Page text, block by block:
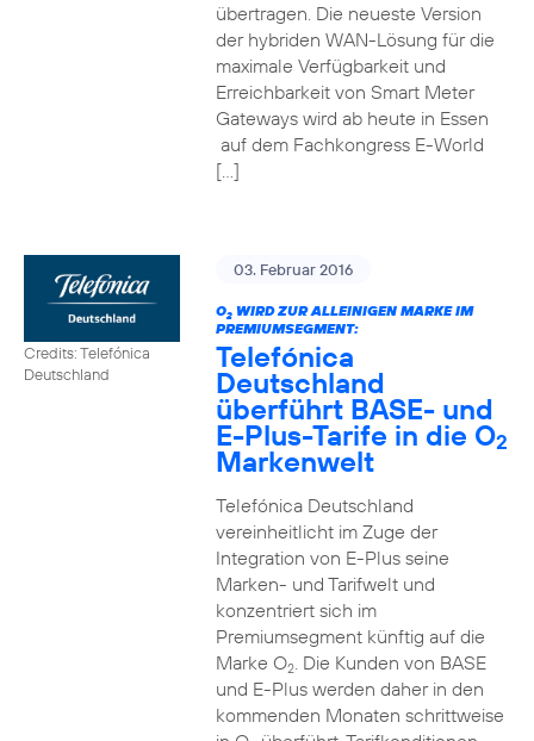
übertragen. Die neueste Version
der hybriden WAN-Lösung für die
maximale Verfügbarkeit und
Erreichbarkeit von Smart Meter
Gateways wird ab heute in Essen
auf dem Fachkongress E-World
[…]
Credits: Telefónica
Deutschland
03. Februar 2016
O2WIRD ZUR ALLEINIGEN MARKE IM
PREMIUMSEGMENT:
Telefónica
Deutschland
überführt BASE- und
E-Plus-Tarife in die O2
Markenwelt
Telefónica Deutschland
vereinheitlicht im Zuge der
Integration von E-Plus seine
Marken- und Tarifwelt und
konzentriert sich im
Premiumsegment künftig auf die
Marke O2. Die Kunden von BASE
und E-Plus werden daher in den
kommenden Monaten schrittweise